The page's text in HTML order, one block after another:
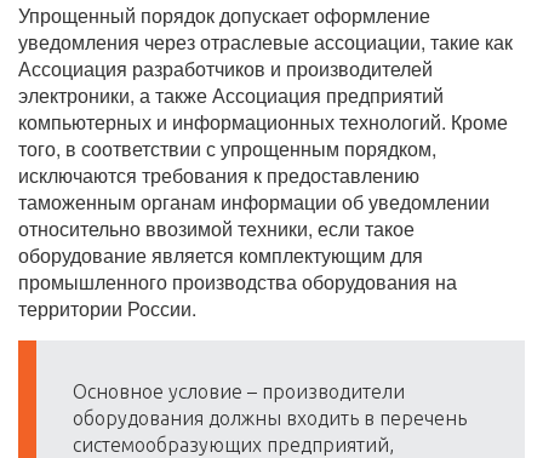
Упрощенный порядок допускает оформление
уведомления через отраслевые ассоциации, такие как
Ассоциация разработчиков и производителей
электроники, а также Ассоциация предприятий
компьютерных и информационных технологий. Кроме
того, в соответствии с упрощенным порядком,
исключаются требования к предоставлению
таможенным органам информации об уведомлении
относительно ввозимой техники, если такое
оборудование является комплектующим для
промышленного производства оборудования на
территории России.
Основное условие – производители
оборудования должны входить в перечень
системообразующих предприятий,